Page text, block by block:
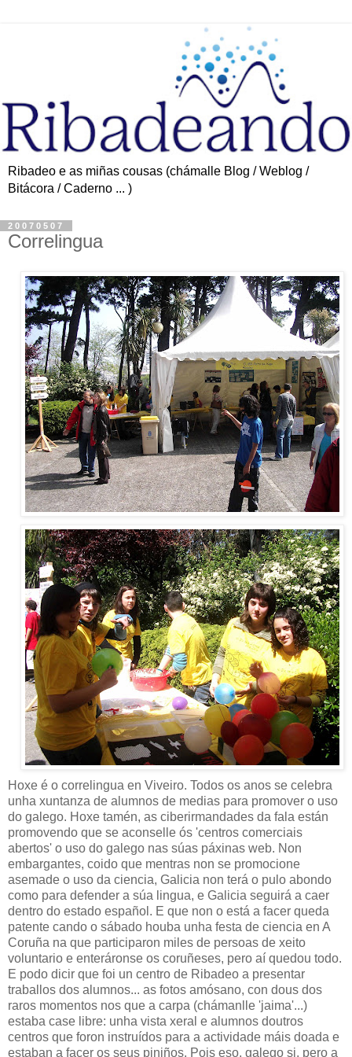
Ribadeo e as miñas cousas (chámalle Blog / Weblog /
Bitácora / Caderno ... )
20070507
Correlingua
Hoxe é o correlingua en Viveiro. Todos os anos se celebra
unha xuntanza de alumnos de medias para promover o uso
do galego. Hoxe tamén, as ciberirmandades da fala están
promovendo que se aconselle ós 'centros comerciais
abertos' o uso do galego nas súas páxinas web. Non
embargantes, coido que mentras non se promocione
asemade o uso da ciencia, Galicia non terá o pulo abondo
como para defender a súa lingua, e Galicia seguirá a caer
dentro do estado español. E que non o está a facer queda
patente cando o sábado houba unha festa de ciencia en A
Coruña na que participaron miles de persoas de xeito
voluntario e enteráronse os coruñeses, pero aí quedou todo.
E podo dicir que foi un centro de Ribadeo a presentar
traballos dos alumnos... as fotos amósano, con dous dos
raros momentos nos que a carpa (chámanlle 'jaima'...)
estaba case libre: unha vista xeral e alumnos doutros
centros que foron instruídos para a actividade máis doada e
estaban a facer os seus piniños. Pois eso, galego si, pero a